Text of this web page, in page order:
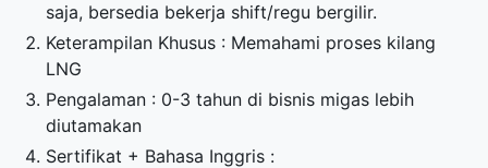
saja, bersedia bekerja shift/regu bergilir.
Keterampilan Khusus : Memahami proses kilang
LNG
Pengalaman : 0-3 tahun di bisnis migas lebih
diutamakan
Sertifikat + Bahasa Inggris :